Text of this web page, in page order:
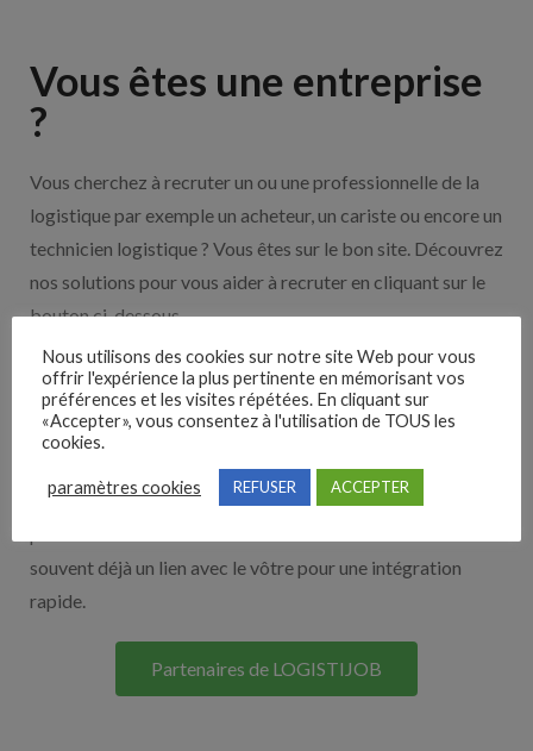
Vous êtes une entreprise
?
Vous cherchez à recruter un ou une professionnelle de la
logistique par exemple un acheteur, un cariste ou encore un
technicien logistique ? Vous êtes sur le bon site. Découvrez
nos solutions pour vous aider à recruter en cliquant sur le
bouton ci-dessous.
Nos solutions entreprises
Découvrez nos partenaires ! Moteurs de recherches,
multidiffuseurs, sites payant… nombreux sont nos
souvent déjà un lien avec le vôtre pour une intégration
rapide.
Partenaires de LOGISTIJOB
Nous utilisons des cookies sur notre site Web pour vous
offrir l'expérience la plus pertinente en mémorisant vos
préférences et les visites répétées. En cliquant sur
«Accepter», vous consentez à l'utilisation de TOUS les
cookies.
paramètres cookies REFUSER ACCEPTER